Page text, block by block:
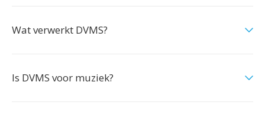
Wat verwerkt DVMS?
Is DVMS voor muziek?